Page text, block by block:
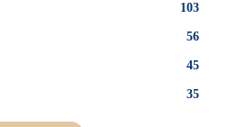
103
56
45
35